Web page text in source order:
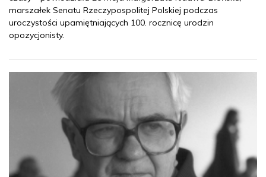
marszałek Senatu Rzeczypospolitej Polskiej podczas
uroczystości upamiętniających 100. rocznicę urodzin
opozycjonisty.